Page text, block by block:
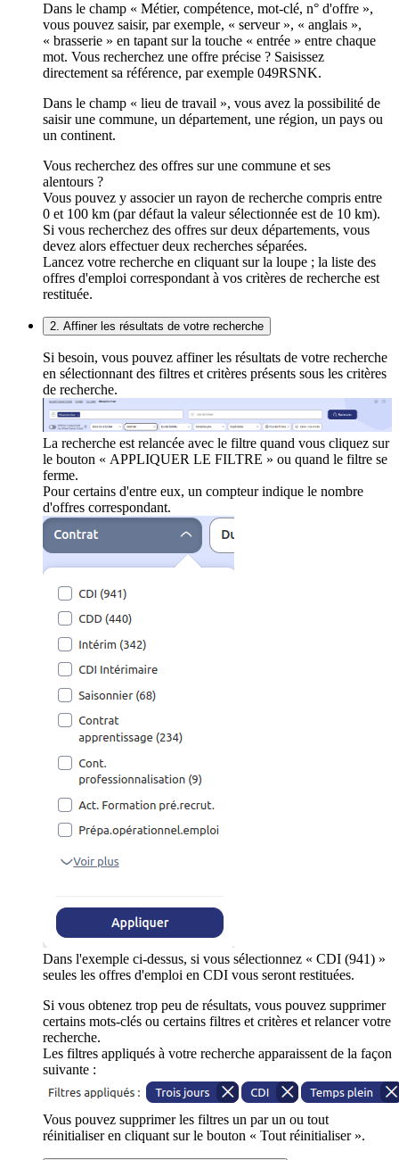
Dans le champ « Métier, compétence, mot-clé, n° d'offre »,
vous pouvez saisir, par exemple, « serveur », « anglais »,
« brasserie » en tapant sur la touche « entrée » entre chaque
mot. Vous recherchez une offre précise ? Saisissez
directement sa référence, par exemple 049RSNK.
Dans le champ « lieu de travail », vous avez la possibilité de
saisir une commune, un département, une région, un pays ou
un continent.
Vous recherchez des offres sur une commune et ses
alentours ?
Vous pouvez y associer un rayon de recherche compris entre
0 et 100 km (par défaut la valeur sélectionnée est de 10 km).
Si vous recherchez des offres sur deux départements, vous
devez alors effectuer deux recherches séparées.
Lancez votre recherche en cliquant sur la loupe ; la liste des
offres d'emploi correspondant à vos critères de recherche est
restituée.
2. Affiner les résultats de votre recherche
Si besoin, vous pouvez affiner les résultats de votre recherche
en sélectionnant des filtres et critères présents sous les critères
de recherche.
La recherche est relancée avec le filtre quand vous cliquez sur
le bouton « APPLIQUER LE FILTRE » ou quand le filtre se
ferme.
Pour certains d'entre eux, un compteur indique le nombre
d'offres correspondant.
Dans l'exemple ci-dessus, si vous sélectionnez « CDI (941) »
seules les offres d'emploi en CDI vous seront restituées.
Si vous obtenez trop peu de résultats, vous pouvez supprimer
certains mots-clés ou certains filtres et critères et relancer votre
recherche.
Les filtres appliqués à votre recherche apparaissent de la façon
suivante :
Vous pouvez supprimer les filtres un par un ou tout
réinitialiser en cliquant sur le bouton « Tout réinitialiser ».